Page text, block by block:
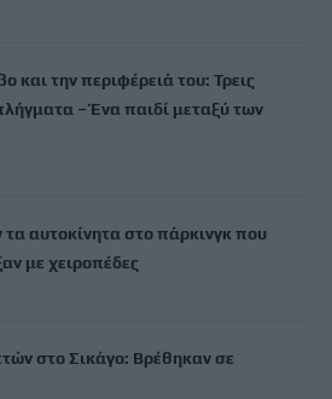
και την περιφέρειά του: Τρεις
– Ένα παιδί μεταξύ των
αυτοκίνητα στο πάρκινγκ που
με χειροπέδες
στο Σικάγο: Βρέθηκαν σε